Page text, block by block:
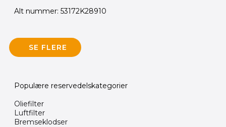
Alt nummer: 53172K28910
SE FLERE
Populære reservedelskategorier
Oliefilter
Luftfilter
Bremseklodser